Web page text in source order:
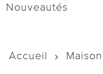
Nouveautés
Accueil Maison